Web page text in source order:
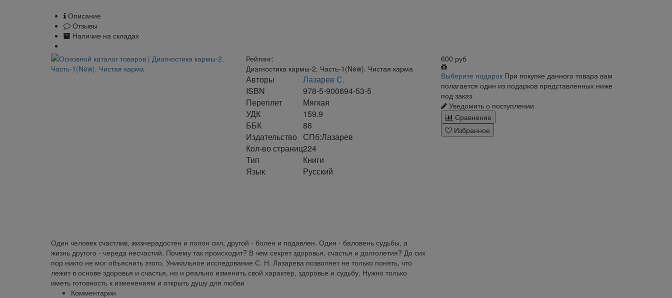
Описание
Отзывы
Наличие на складах
Рейтинг:
Диагностика кармы-2. Часть-1(New). Чистая карма
Авторы
Лазарев С.
ISBN
978-5-900694-53-5
Переплет
Мягкая
УДК
159.9
ББК
88
Издательство
СПб:Лазарев
Кол-во страниц224
Тип
Книги
Язык
Русский
600 руб
Выберите подарок При покупке данного товара вам
полагается один из подарков представленных ниже
под заказ
Уведомить о поступлении
Сравнение
Избранное
Один человек счастлив, жизнерадостен и полон сил, другой - болен и подавлен. Один - баловень судьбы, а
жизнь другого - череда несчастий. Почему так происходит? В чем секрет здоровья, счастья и долголетия? До сих
пор никто не мог объяснить этого. Уникальное исследование С. Н. Лазарева позволяет не только понять, что
лежит в основе здоровья и счастья, но и реально изменить свой характер, здоровье и судьбу. Нужно только
иметь готовность к изменениям и открыть душу для любви
Комментарии